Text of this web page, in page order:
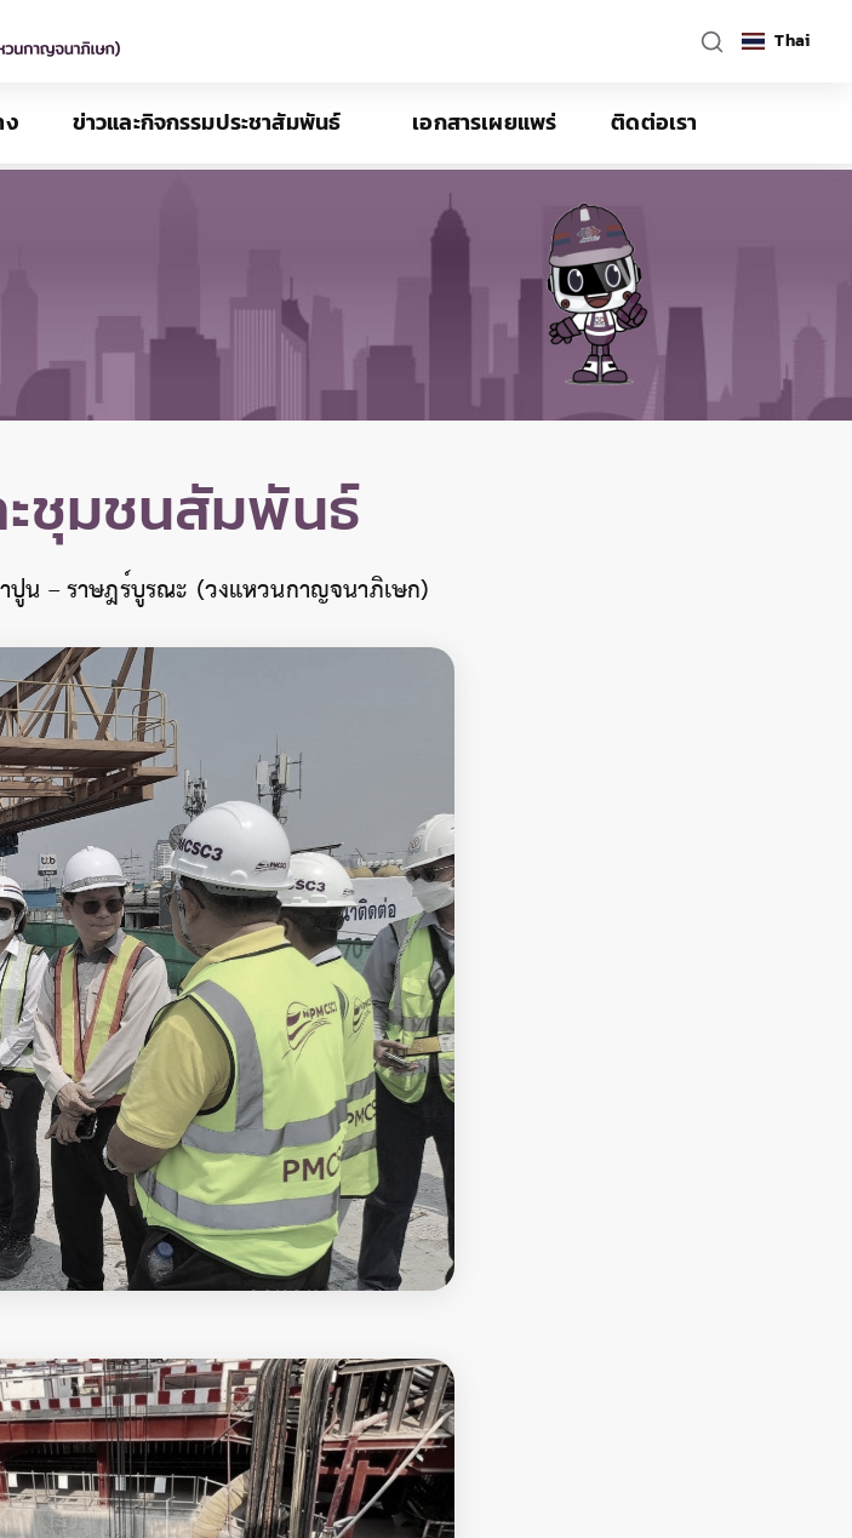
Thai
ง ข่าวและกิจกรรมประชาสัมพันธ์ เอกสารเผยแพร่ ติดต่อเรา
ชุมชนสัมพันธ์
ปูน – ราษฎร์บูรณะ (วงแหวนกาญจนาภิเษก)